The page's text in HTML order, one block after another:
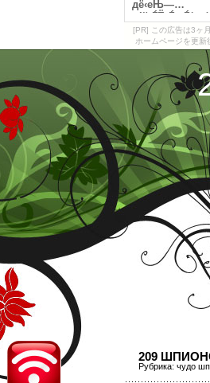
[PR] この広告は3ヶ
ホームページを更
209
Рубрика: чудо